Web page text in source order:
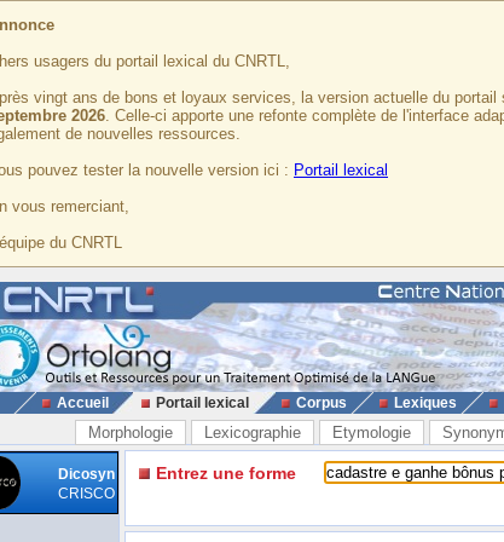
usagers du portail lexical du CNRTL,
vingt ans de bons et loyaux services, la version actuelle du
2026. Celle-ci apporte une refonte complète de l'interface
de nouvelles ressources.
pouvez tester la nouvelle version ici : Portail lexical
vous remerciant,
du CNRTL
Accueil Portail lexical Corpus Lexiques
Morphologie Lexicographie Etymologie
Dicosyn
CRISCO
Entrez une forme